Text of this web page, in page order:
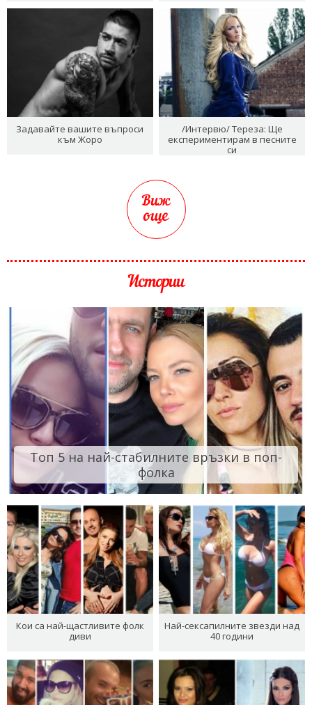
Задавайте вашите въпроси
към Жоро
/Интервю/ Тереза: Ще
експериментирам в песните
си
Виж
още
Истории
Топ 5 на най-стабилните връзки в поп-
фолка
Кои са най-щастливите фолк
диви
Най-сексапилните звезди над
40 години